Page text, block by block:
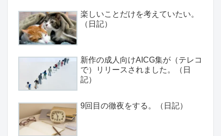
楽しいことだけを考えていたい。
（日記）
新作の成人向けAICG集が（テレコ
で）リリースされました。（日
記）
9回目の徹夜をする。（日記）